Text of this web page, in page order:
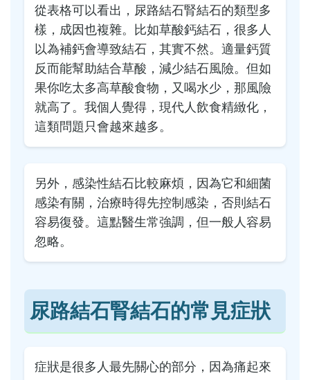
從表格可以看出，尿路結石腎結石的類型多
樣，成因也複雜。比如草酸鈣結石，很多人
以為補鈣會導致結石，其實不然。適量鈣質
反而能幫助結合草酸，減少結石風險。但如
果你吃太多高草酸食物，又喝水少，那風險
就高了。我個人覺得，現代人飲食精緻化，
這類問題只會越來越多。
另外，感染性結石比較麻煩，因為它和細菌
感染有關，治療時得先控制感染，否則結石
容易復發。這點醫生常強調，但一般人容易
忽略。
尿路結石腎結石的常見症狀
症狀是很多人最先關心的部分，因為痛起來